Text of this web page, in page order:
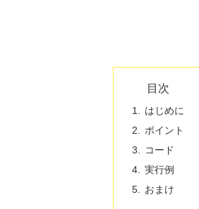
目次
はじめに
ポイント
コード
実行例
おまけ